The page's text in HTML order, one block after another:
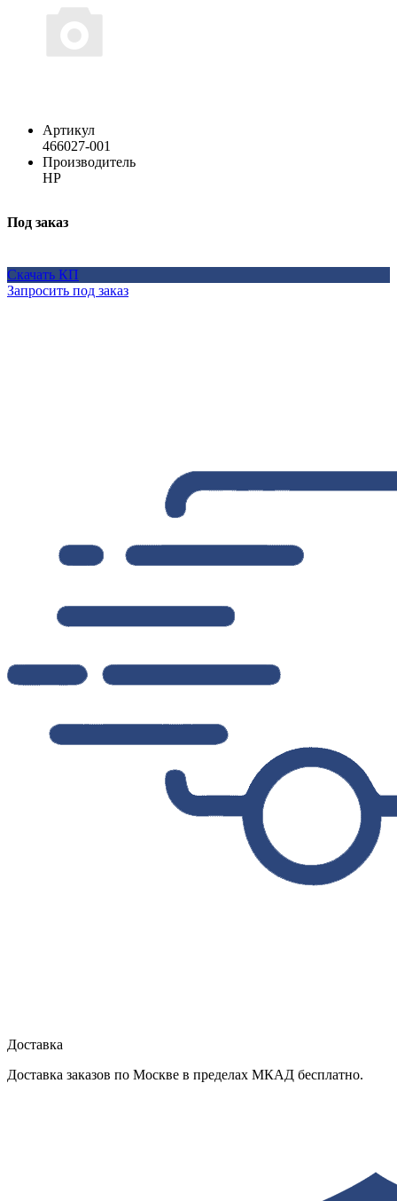
Артикул
466027-001
Производитель
HP
Под заказ
Скачать КП
Запросить под заказ
Доставка
Доставка заказов по Москве в пределах МКАД бесплатно.